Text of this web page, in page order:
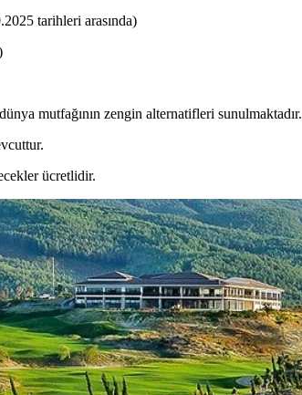
tarihleri arasında)
mutfağının zengin alternatifleri sunulmaktadır.
ücretlidir.